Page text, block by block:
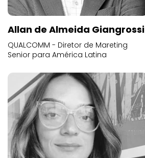
Allan de Almeida Giangrossi
QUALCOMM - Diretor de Mareting
Senior para América Latina